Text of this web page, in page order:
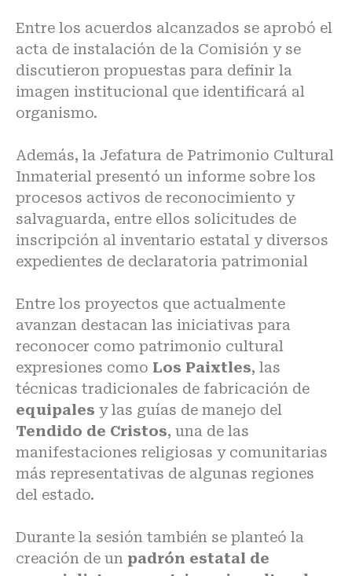
Entre los acuerdos alcanzados se aprobó el
acta de instalación de la Comisión y se
discutieron propuestas para definir la
imagen institucional que identificará al
organismo.
Además, la Jefatura de Patrimonio Cultural
Inmaterial presentó un informe sobre los
procesos activos de reconocimiento y
salvaguarda, entre ellos solicitudes de
inscripción al inventario estatal y diversos
expedientes de declaratoria patrimonial
Entre los proyectos que actualmente
avanzan destacan las iniciativas para
reconocer como patrimonio cultural
expresiones como Los Paixtles, las
técnicas tradicionales de fabricación de
equipales y las guías de manejo del
Tendido de Cristos, una de las
manifestaciones religiosas y comunitarias
más representativas de algunas regiones
del estado.
Durante la sesión también se planteó la
creación de un padrón estatal de